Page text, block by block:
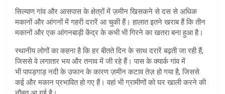
सिल्याण गांव और आसपास के क्षेत्रों में ज़मीन खिसकने से दस से अधिक
मकानों और आंगनों में गहरी दरारें आ चुकी हैं। हालात इतने खराब हैं कि तीन
मकानों और एक आंगनबाड़ी केंद्र के कभी भी गिरने का खतरा बना हुआ है।
स्थानीय लोगों का कहना है कि हर बीतते दिन के साथ दरारें बढ़ती जा रही हैं,
जिससे वे लगातार भय और तनाव में जी रहे हैं। पास के क्यार्क गांव में
भी पापड़गाड़ नदी के उफान के कारण ज़मीन कटाव तेज़ हो गया है, जिससे
कई और मकान प्रभावित हो गए हैं। वहां भी ग्रामीणों को घर खाली करने की